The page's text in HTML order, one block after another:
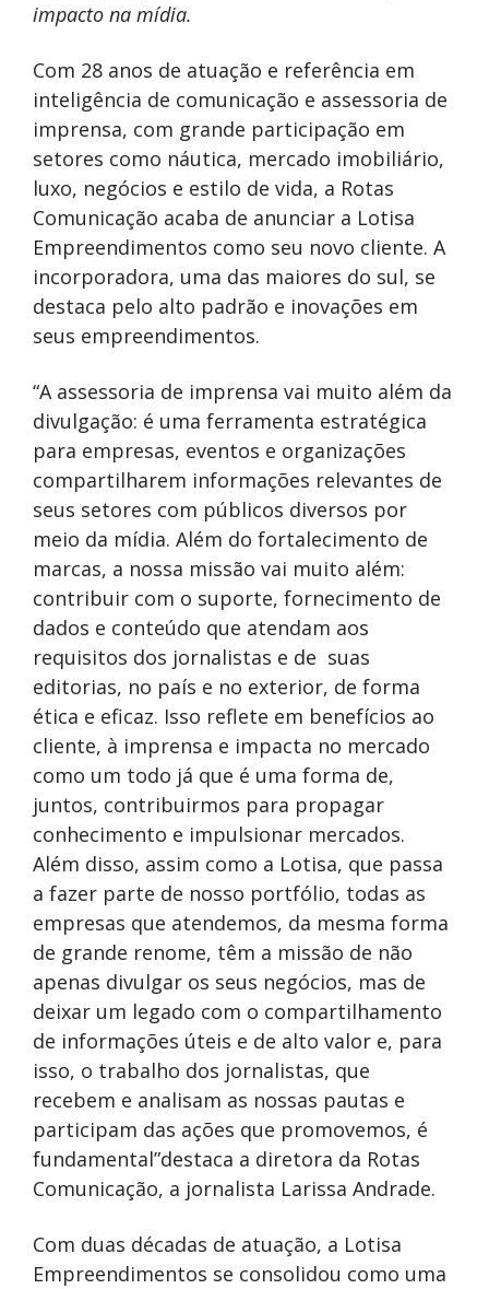
impacto na mídia.
Com 28 anos de atuação e referência em
inteligência de comunicação e assessoria de
imprensa, com grande participação em
setores como náutica, mercado imobiliário,
luxo, negócios e estilo de vida, a Rotas
Comunicação acaba de anunciar a Lotisa
Empreendimentos como seu novo cliente. A
incorporadora, uma das maiores do sul, se
destaca pelo alto padrão e inovações em
seus empreendimentos.
“A assessoria de imprensa vai muito além da
divulgação: é uma ferramenta estratégica
para empresas, eventos e organizações
compartilharem informações relevantes de
seus setores com públicos diversos por
meio da mídia. Além do fortalecimento de
marcas, a nossa missão vai muito além:
contribuir com o suporte, fornecimento de
dados e conteúdo que atendam aos
requisitos dos jornalistas e de suas
editorias, no país e no exterior, de forma
ética e eficaz. Isso reflete em benefícios ao
cliente, à imprensa e impacta no mercado
como um todo já que é uma forma de,
juntos, contribuirmos para propagar
conhecimento e impulsionar mercados.
Além disso, assim como a Lotisa, que passa
a fazer parte de nosso portfólio, todas as
empresas que atendemos, da mesma forma
de grande renome, têm a missão de não
apenas divulgar os seus negócios, mas de
deixar um legado com o compartilhamento
de informações úteis e de alto valor e, para
isso, o trabalho dos jornalistas, que
recebem e analisam as nossas pautas e
participam das ações que promovemos, é
fundamental”destaca a diretora da Rotas
Comunicação, a jornalista Larissa Andrade.
Com duas décadas de atuação, a Lotisa
Empreendimentos se consolidou como uma